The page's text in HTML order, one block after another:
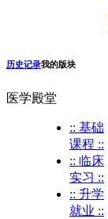
历史记录我的版块
医学殿堂
:: 基础
课程 ::
:: 临床
实习 ::
:: 升学
就业 ::